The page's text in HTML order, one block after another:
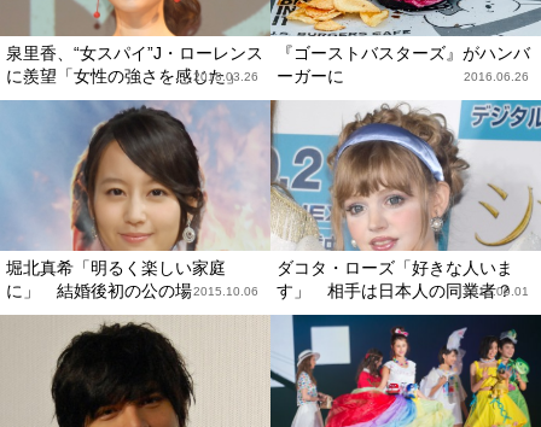
泉里香、“女スパイ”J・ローレンス
に羨望「女性の強さを感じた」
2018.03.26
『ゴーストバスターズ』がハンバ
ーガーに
2016.06.26
堀北真希「明るく楽しい家庭
に」 結婚後初の公の場2015.10.06
ダコタ・ローズ「好きな人いま
す」 相手は日本人の同業者？
2015.09.01